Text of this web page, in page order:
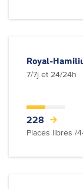
Royal-
7/7j et 24/24h
228
Places libres /